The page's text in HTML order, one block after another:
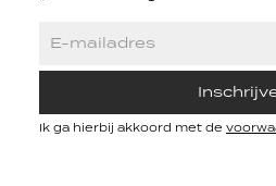
Ik ga hierbij akkoord met de